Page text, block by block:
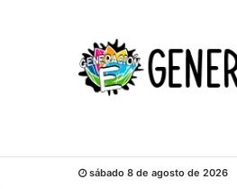
sábado 8 de agosto de 2026